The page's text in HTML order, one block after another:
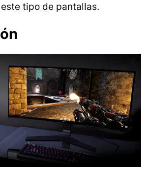
tipo de pantallas.